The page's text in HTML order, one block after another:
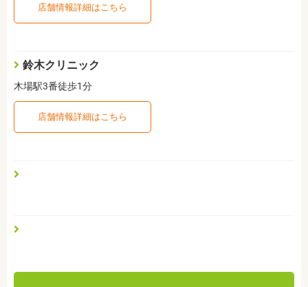
店舗情報詳細はこちら
鈴木クリニック
木場駅3番徒歩1分
店舗情報詳細はこちら